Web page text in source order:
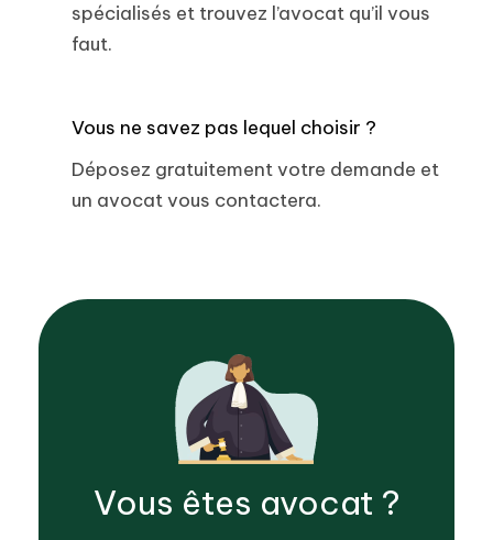
spécialisés et trouvez l’avocat qu’il vous
faut.
Vous ne savez pas lequel choisir ?
Déposez gratuitement votre demande et
un avocat vous contactera.
Vous êtes avocat ?